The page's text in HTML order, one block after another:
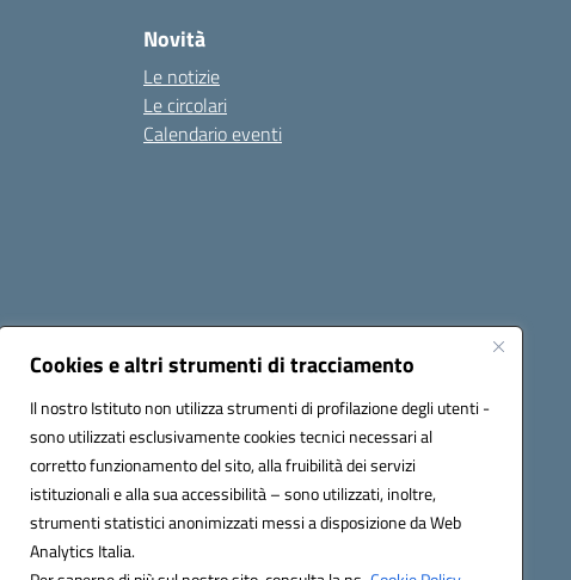
Cookies e altri strumenti di tracciamento
Il nostro Istituto non utilizza strumenti di profilazione degli utenti -
sono utilizzati esclusivamente cookies tecnici necessari al
corretto funzionamento del sito, alla fruibilità dei servizi
istituzionali e alla sua accessibilità – sono utilizzati, inoltre,
strumenti statistici anonimizzati messi a disposizione da Web
Analytics Italia.
Novità
Le notizie
Le circolari
Calendario eventi
anic82000a@pec.istruzione.it